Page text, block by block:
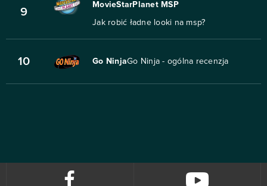
9
MovieStarPlanet MSP
Jak robić ładne looki na msp?
10 Go NinjaGo Ninja - ogólna recenzja